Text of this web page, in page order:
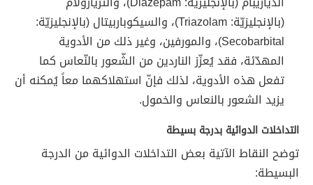
(بالإنجليزيّة: Triazolam)، والسيكوباربيتال (بالإنجليزيّة:
Secobarbital)‏،‏ والمورفين، وغير ذلك من الأدوية
المهدّئة، فقد يُعزّز الناردين من الشّعور بالنّعاس كما
تفعل هذه الأدوية، لذلك فإنّ استهلاكهما معاً يُمكنه أن
يزيد الشعور بالنعاس والخمول.
التداخلات الدوائية بدرجة بسيطة
توضح النقاط الآتية بعض التداخلات الدوائية من الدرجة
البسيطة: